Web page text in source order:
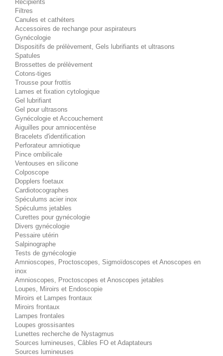
Récipients
Filtres
Canules et cathéters
Accessoires de rechange pour aspirateurs
Gynécologie
Dispositifs de prélèvement, Gels lubrifiants et ultrasons
Spatules
Brossettes de prélèvement
Cotons-tiges
Trousse pour frottis
Lames et fixation cytologique
Gel lubrifiant
Gel pour ultrasons
Gynécologie et Accouchement
Aiguilles pour amniocentèse
Bracelets d'identification
Perforateur amniotique
Pince ombilicale
Ventouses en silicone
Colposcope
Dopplers foetaux
Cardiotocographes
Spéculums acier inox
Spéculums jetables
Curettes pour gynécologie
Divers gynécologie
Pessaire utérin
Salpinographe
Tests de gynécologie
Amnioscopes, Proctoscopes, Sigmoïdoscopes et Anoscopes en
inox
Amnioscopes, Proctoscopes et Anoscopes jetables
Loupes, Miroirs et Endoscopie
Miroirs et Lampes frontaux
Miroirs frontaux
Lampes frontales
Loupes grossisantes
Lunettes recherche de Nystagmus
Sources lumineuses, Câbles FO et Adaptateurs
Sources lumineuses